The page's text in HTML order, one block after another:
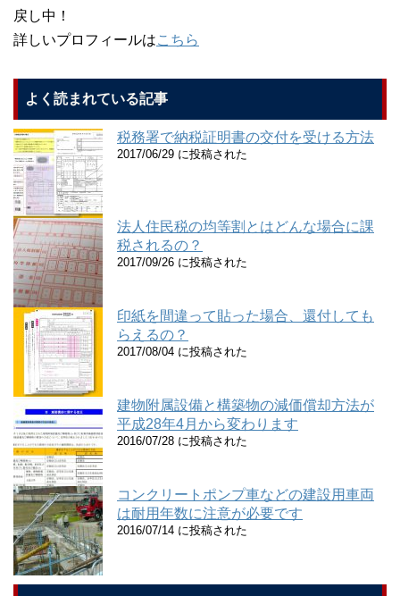
戻し中！
詳しいプロフィールはこちら
よく読まれている記事
税務署で納税証明書の交付を受ける方法
2017/06/29 に投稿された
法人住民税の均等割とはどんな場合に課
税されるの？
2017/09/26 に投稿された
印紙を間違って貼った場合、還付しても
らえるの？
2017/08/04 に投稿された
建物附属設備と構築物の減価償却方法が
平成28年4月から変わります
2016/07/28 に投稿された
コンクリートポンプ車などの建設用車両
は耐用年数に注意が必要です
2016/07/14 に投稿された